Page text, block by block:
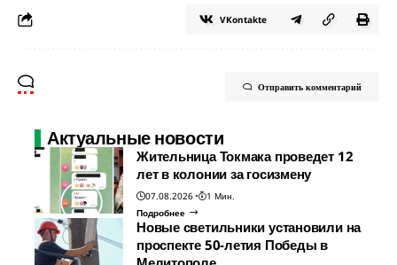
VKontakte
Отправить комментарий
Актуальные новости
Жительница Токмака проведет 12
лет в колонии за госизмену
07.08.2026
1 Мин.
Подробнее
Новые светильники установили на
проспекте 50-летия Победы в